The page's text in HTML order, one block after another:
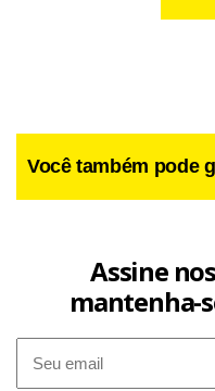
Você também pode
Assine
mantenha-